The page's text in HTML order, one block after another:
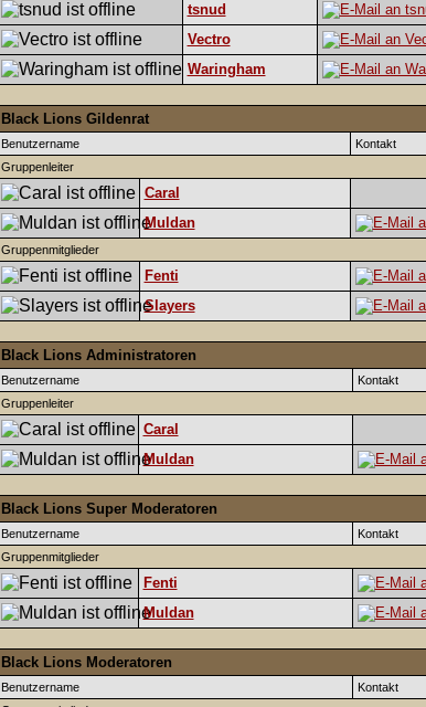
tsnud
Vectro
Waringham
Black Lions Gildenrat
Benutzername
Kontakt
Gruppenleiter
Caral
Muldan
Gruppenmitglieder
Fenti
Slayers
Black Lions Administratoren
Benutzername
Kontakt
Gruppenleiter
Caral
Muldan
Black Lions Super Moderatoren
Benutzername
Kontakt
Gruppenmitglieder
Fenti
Muldan
Black Lions Moderatoren
Benutzername
Kontakt